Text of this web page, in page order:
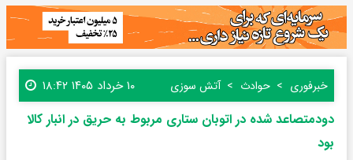
خبرفوری حوادث آتش سوزی ۱۰ خرداد ۱۴۰۵ ۱۸:۴۲
دودمتصاعد شده در اتوبان ستاری مربوط به حریق در انبار کالا
بود